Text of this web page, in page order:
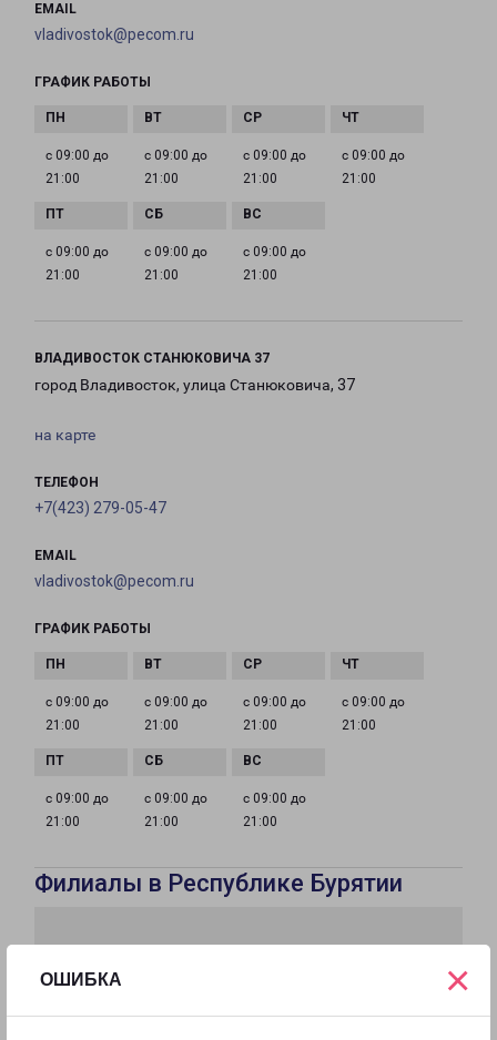
ОШИБКА ×
EMAIL
vladivostok@pecom.ru
ГРАФИК РАБОТЫ
с 09:00 до
21:00
с 09:00 до
21:00
с 09:00 до
21:00
с 09:00 до
21:00
с 09:00 до
21:00
с 09:00 до
21:00
с 09:00 до
21:00
ВЛАДИВОСТОК СТАНЮКОВИЧА 37
город Владивосток, улица Станюковича, 37
на карте
ТЕЛЕФОН
+7(423) 279-05-47
EMAIL
vladivostok@pecom.ru
ГРАФИК РАБОТЫ
с 09:00 до
21:00
с 09:00 до
21:00
с 09:00 до
21:00
с 09:00 до
21:00
с 09:00 до
21:00
с 09:00 до
21:00
с 09:00 до
21:00
Филиалы в Республике Бурятии